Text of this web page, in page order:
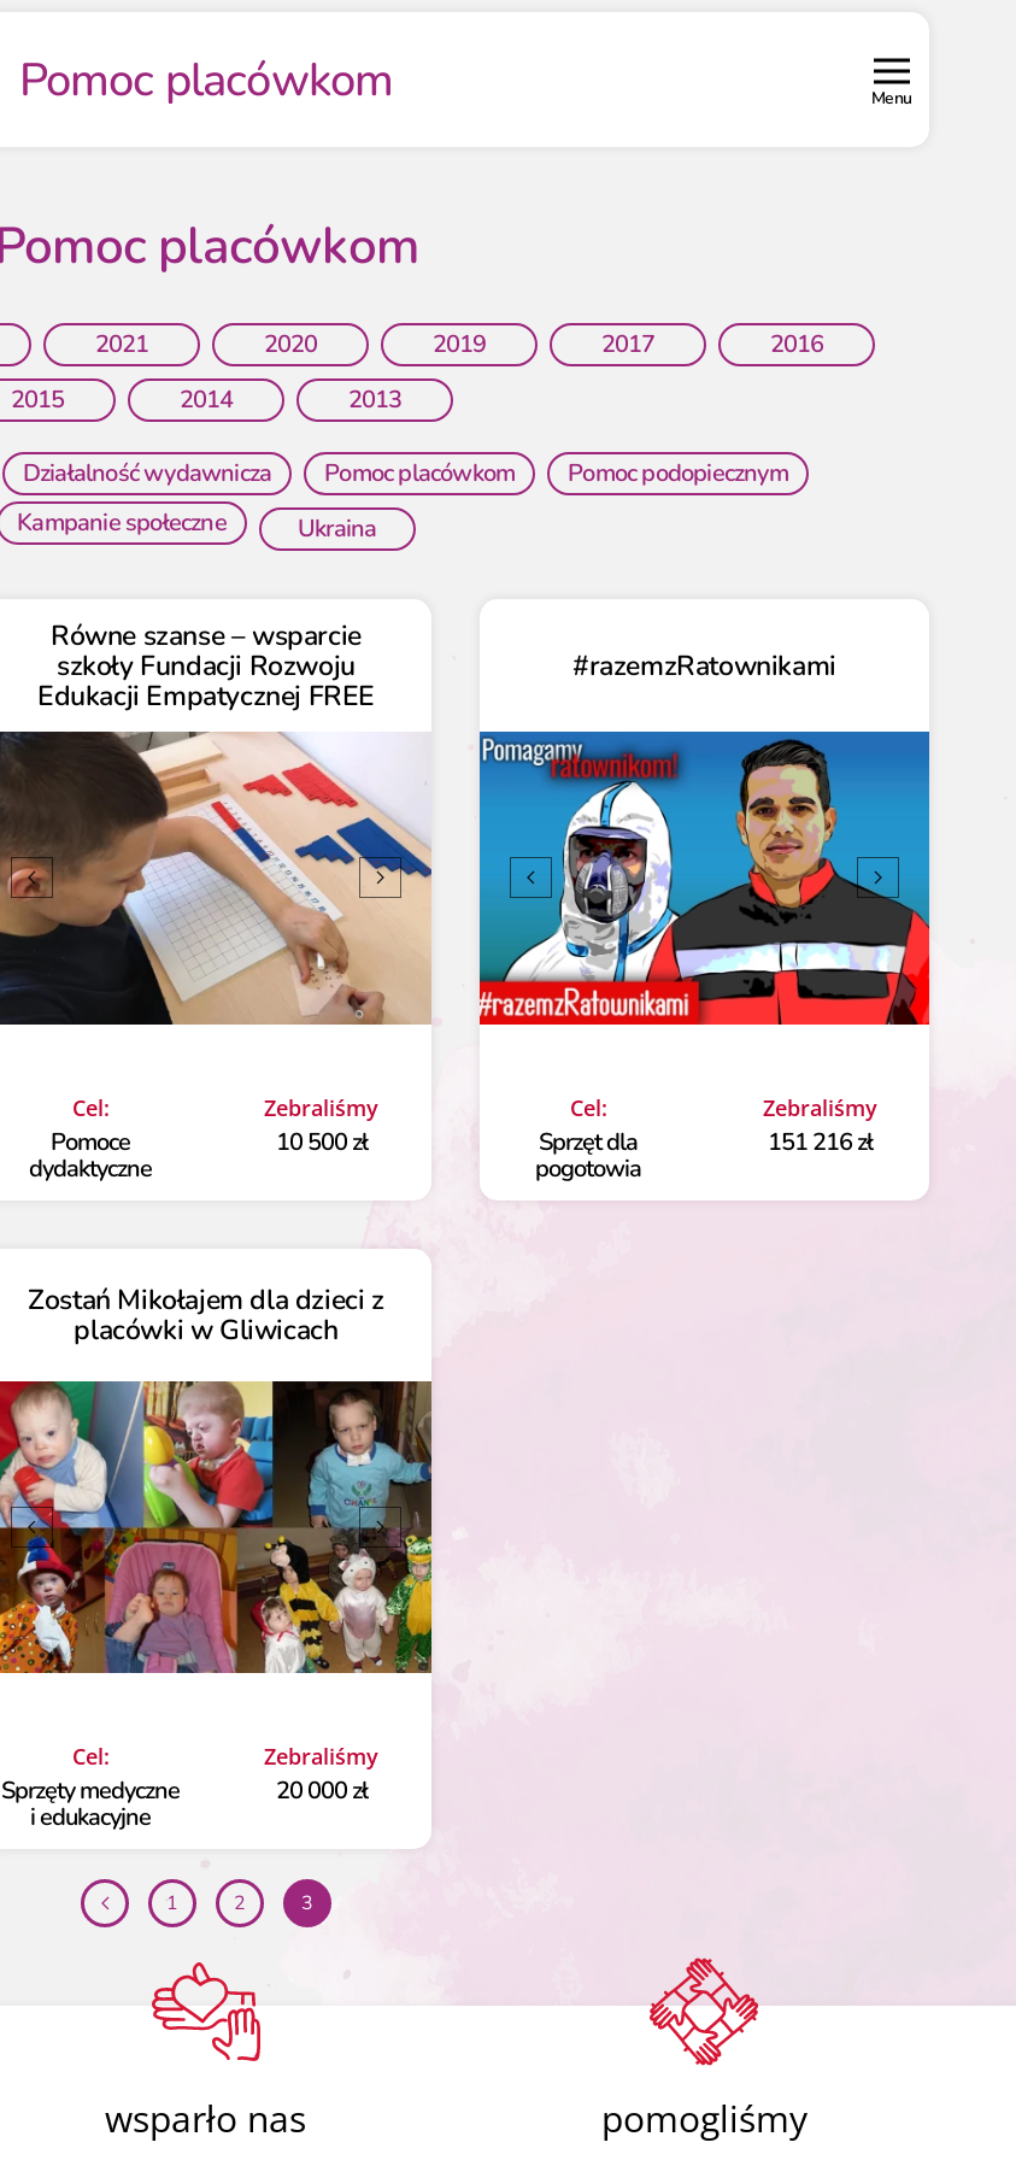
Pomoc placówkom Menu
placówkom
2021 2020 2019 2017
2016
2015
2014 2013
Działalność wydawnicza Pomoc placówkom
Pomoc podopiecznym
Kampanie społeczne
Ukraina
Równe szanse – wsparcie
szkoły Fundacji Rozwoju
Edukacji Empatycznej FREE
Cel:
Pomoce
dydaktyczne
Zebraliśmy
10 500 zł
#razemzRatownikami
Cel:
Sprzęt dla
pogotowia
Zebraliśmy
151 216 zł
Zostań Mikołajem dla dzieci z
placówki w Gliwicach
Cel:
Sprzęty medyczne
i edukacyjne
Zebraliśmy
20 000 zł
1 2 3
wsparło nas pomogliśmy